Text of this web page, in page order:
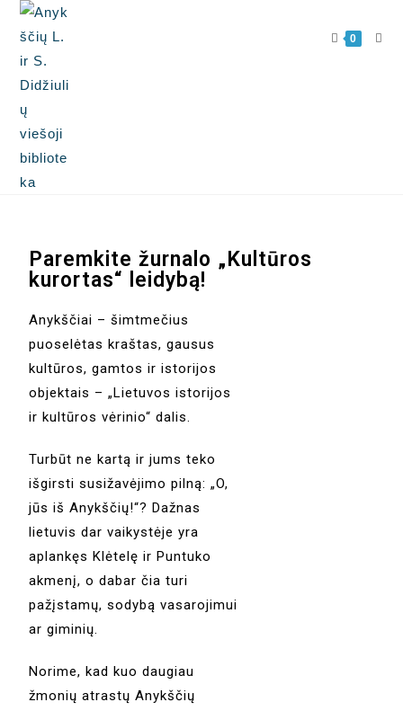
0
Paremkite žurnalo „Kultūros
kurortas“ leidybą!
Anykščiai – šimtmečius
puoselėtas kraštas, gausus
kultūros, gamtos ir istorijos
objektais – „Lietuvos istorijos
ir kultūros vėrinio“ dalis.
Turbūt ne kartą ir jums teko
išgirsti susižavėjimo pilną: „O,
jūs iš Anykščių!“? Dažnas
lietuvis dar vaikystėje yra
aplankęs Klėtelę ir Puntuko
akmenį, o dabar čia turi
pažįstamų, sodybą vasarojimui
ar giminių.
Norime, kad kuo daugiau
žmonių atrastų Anykščių